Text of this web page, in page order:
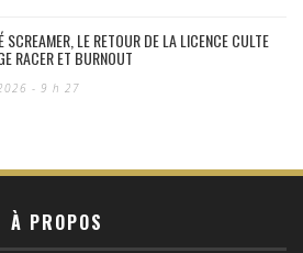
SCREAMER, LE RETOUR DE LA LICENCE CULTE
RACER ET BURNOUT
- 9 h 27
À PROPOS